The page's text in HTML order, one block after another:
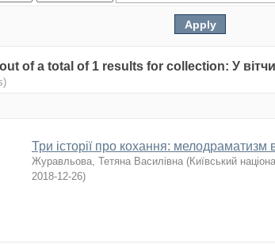
of a total of 1 results for collection: У
Три історії про кохання: мелодраматизм
Журавльова, Тетяна Василівна (Київський
2018-12-26)